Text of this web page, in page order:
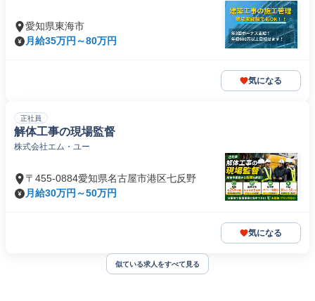
愛知県東海市
月給35万円～80万円
気になる
正社員
解体工事の現場監督
株式会社エム・ユー
〒455-0884愛知県名古屋市港区七反野
月給30万円～50万円
気になる
似ている求人をすべて見る